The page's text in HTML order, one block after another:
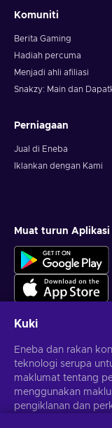
Komuniti
Berita Gaming
Hadiah percuma
Menjadi ahli afiliasi
Snakzy: Main dan
Perniagaan
Jual di Eneba
Iklankan dengan Kami
Muat turun Aplikasi
Dapatkan tawaran
Anda boleh berhenti
Kuki
Eneba dan rakan
teknologi serupa
maklumat tentang
menggunakan
pengiklanan dan